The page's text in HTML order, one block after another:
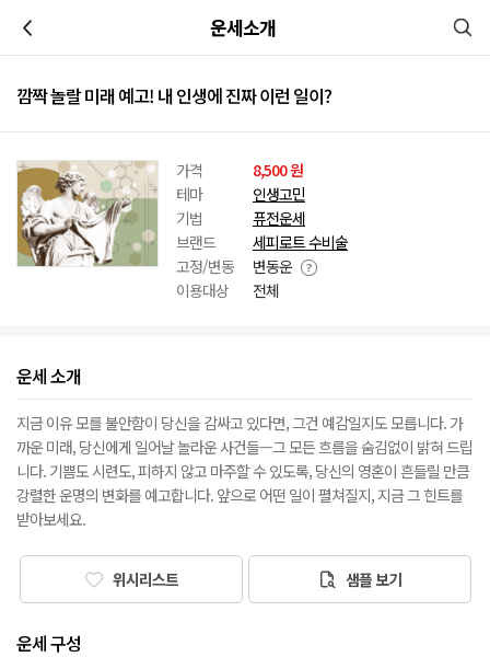
운세소개
깜짝 놀랄 미래 예고! 내 인생에 진짜 이런 일이?
가격
8,500 원
테마
인생고민
기법
퓨전운세
브랜드
세피로트 수비술
고정/변동
변동운
이용대상
전체
운세 소개
지금 이유 모를 불안함이 당신을 감싸고 있다면, 그건 예감일지도 모릅니다. 가
까운 미래, 당신에게 일어날 놀라운 사건들—그 모든 흐름을 숨김없이 밝혀 드립
니다. 기쁨도 시련도, 피하지 않고 마주할 수 있도록, 당신의 영혼이 흔들릴 만큼
강렬한 운명의 변화를 예고합니다. 앞으로 어떤 일이 펼쳐질지, 지금 그 힌트를
받아보세요.
위시리스트 샘플 보기
운세 구성